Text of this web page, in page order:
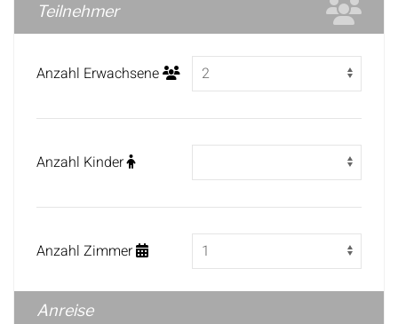
Teilnehmer
Anzahl Erwachsene
Anzahl Kinder
Anzahl Zimmer
Anreise